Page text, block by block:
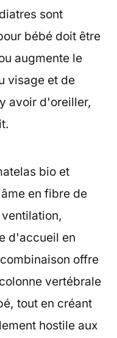
sont
bébé doit être
augmente le
visage et de
avoir d'oreiller,
bio et
en fibre de
d'accueil en
offre
vertébrale
tout en créant
hostile aux